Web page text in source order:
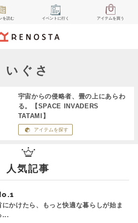
を読む イベント に行く アイテムを買う
いぐさ
宇宙からの侵略者、畳の上にあらわ
る。【SPACE INVADERS
TATAMI】
アイテムを探す
人気記事
にかけたら、もっと快適な暮らしが始ま
...